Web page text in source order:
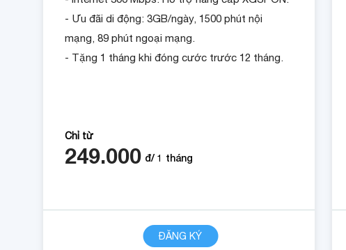
- Ưu đãi di động: 3GB/ngày, 1500 phút nội
mạng, 89 phút ngoại mạng.
- Tặng 1 tháng khi đóng cước trước 12 tháng.
Chỉ từ
249.000 đ/1 tháng
ĐĂNG KÝ
CHI TIẾT